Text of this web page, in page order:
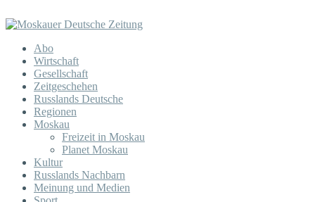
Abo
Wirtschaft
Gesellschaft
Zeitgeschehen
Russlands Deutsche
Regionen
Moskau
Freizeit in Moskau
Planet Moskau
Kultur
Russlands Nachbarn
Meinung und Medien